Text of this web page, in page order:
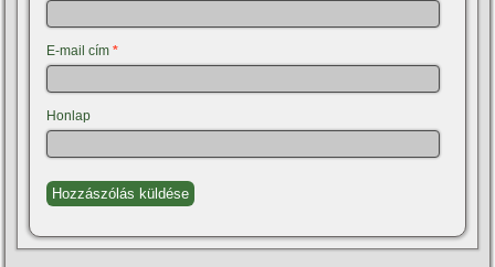
E-mail cím*
Honlap